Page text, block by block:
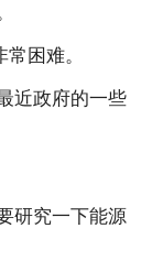
困难。
近政府的一些
研究一下能源